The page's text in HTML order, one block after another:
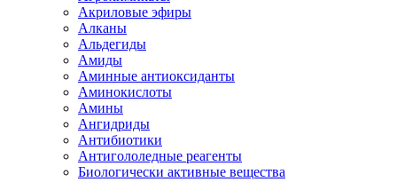
Акриловые эфиры
Алканы
Альдегиды
Амиды
Аминные антиоксиданты
Аминокислоты
Амины
Ангидриды
Антибиотики
Антигололедные реагенты
Биологически активные вещества